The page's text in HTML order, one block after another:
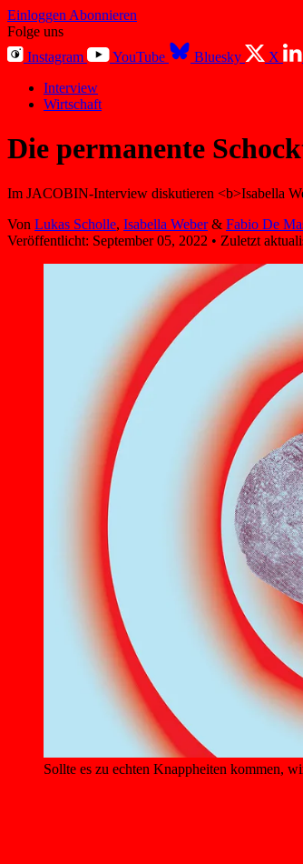
Einloggen Abonnieren
Folge uns
Instagram
YouTube Bluesky X
Interview
Wirtschaft
Die permanente
Im JACOBIN-Interview diskutieren <b>Isabella
Von Lukas Scholle, Isabella Weber& Fabio De
Veröffentlicht: September 05, 2022 • Zuletzt
Sollte es zu echten Knappheiten kommen,